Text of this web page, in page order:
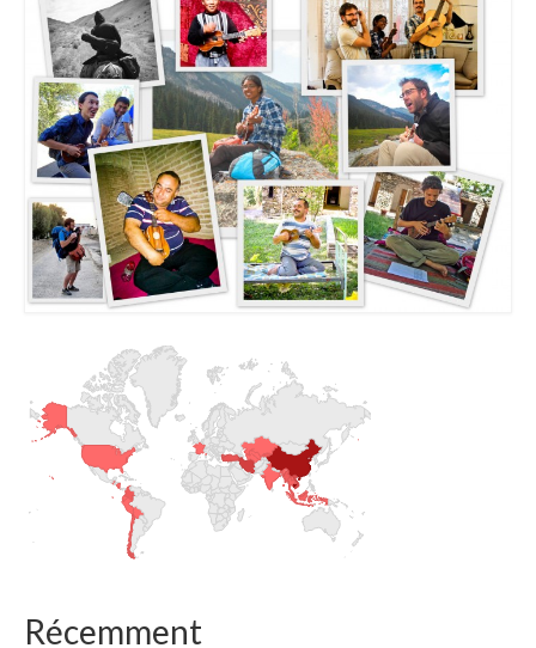
Récemment